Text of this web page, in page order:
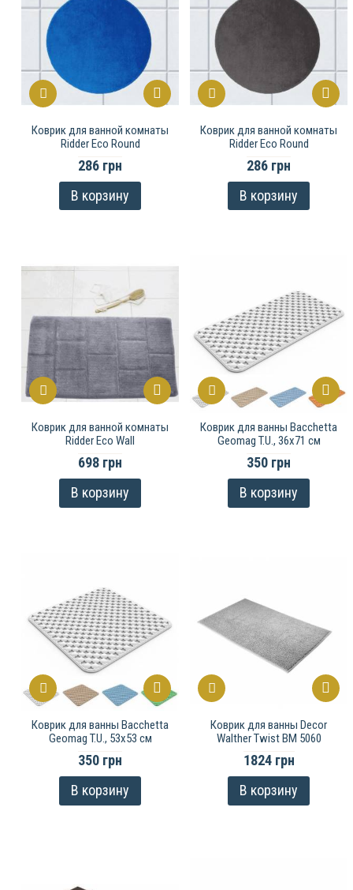
Коврик для ванной комнаты
Ridder Eco Round
286 грн
В корзину
Коврик для ванной комнаты
Ridder Eco Round
286 грн
В корзину
Коврик для ванной комнаты
Ridder Eco Wall
698 грн
В корзину
Коврик для ванны Bacchetta
Geomag T.U., 36х71 см
350 грн
В корзину
Коврик для ванны Bacchetta
Geomag T.U., 53х53 см
350 грн
В корзину
Коврик для ванны Decor
Walther Twist BM 5060
1824 грн
В корзину